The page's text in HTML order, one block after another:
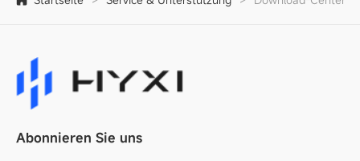
Abonnieren Sie uns